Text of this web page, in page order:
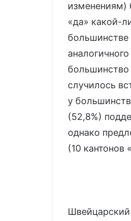
изменениям)
«да» какой-
большинстве
большинство
случилось
у
(52,8%)
однако
(10 кантонов